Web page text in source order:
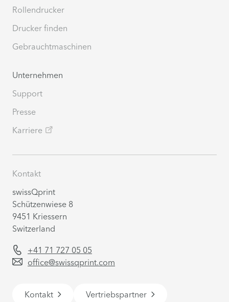
Rollendrucker
Drucker finden
Gebrauchtmaschinen
Unternehmen
Support
Presse
Karriere
Kontakt
swissQprint
Schützenwiese 8
9451 Kriessern
Switzerland
+41 71 727 05 05
office@swissqprint.com
Kontakt Vertriebspartner